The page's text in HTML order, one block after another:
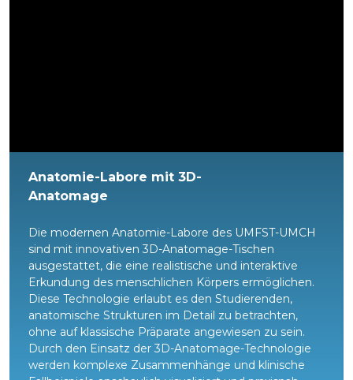
Anatomie-Labore mit 3D-
Anatomage
Die modernen Anatomie-Labore des UMFST-UMCH
sind mit innovativen 3D-Anatomage-Tischen
ausgestattet, die eine realistische und interaktive
Erkundung des menschlichen Körpers ermöglichen.
Diese Technologie erlaubt es den Studierenden,
anatomische Strukturen im Detail zu betrachten,
ohne auf klassische Präparate angewiesen zu sein.
Durch den Einsatz der 3D-Anatomage-Technologie
werden komplexe Zusammenhänge und klinische